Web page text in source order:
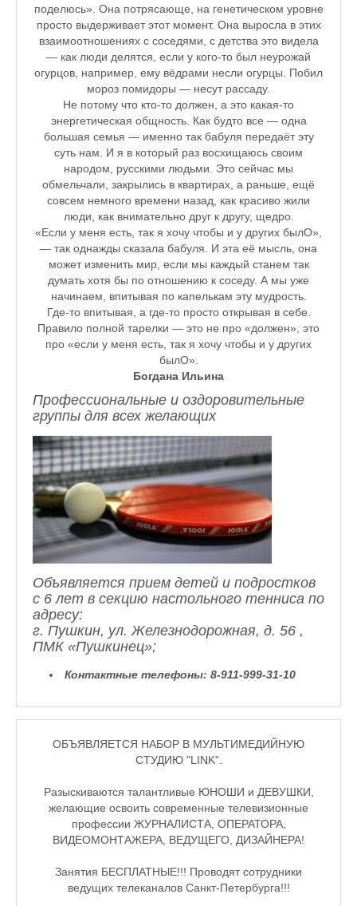
Отечество нам Царское Село.
Тренеры по настольному теннису в Пушкине
Звездное видео
Лучшие рассказы
♪♫Рассказы 4★
поделюсь». Она потрясающе, на генетическом уровне
просто выдерживает этот момент. Она выросла в этих
взаимоотношениях с соседями, с детства это видела
— как люди делятся, если у кого-то был неурожай
огурцов, например, ему вёдрами несли огурцы. Побил
мороз помидоры — несут рассаду.
Не потому что кто-то должен, а это какая-то
энергетическая общность. Как будто все — одна
большая семья — именно так бабуля передаёт эту
суть нам. И я в который раз восхищаюсь своим
народом, русскими людьми. Это сейчас мы
обмельчали, закрылись в квартирах, а раньше, ещё
совсем немного времени назад, как красиво жили
люди, как внимательно друг к другу, щедро.
«Если у меня есть, так я хочу чтобы и у других былО»,
— так однажды сказала бабуля. И эта её мысль, она
может изменить мир, если мы каждый станем так
думать хотя бы по отношению к соседу. А мы уже
начинаем, впитывая по капелькам эту мудрость.
Где-то впитывая, а где-то просто открывая в себе.
Правило полной тарелки — это не про «должен», это
про «если у меня есть, так я хочу чтобы и у других
былО».
Богдана Ильина
Профессиональные и оздоровительные
группы для всех желающих
Объявляется прием детей и подростков
с 6 лет в секцию настольного тенниса по
адресу:
г. Пушкин, ул. Железнодорожная, д. 56 ,
ПМК «Пушкинец»;
Контактные телефоны: 8-911-999-31-10
ОБЪЯВЛЯЕТСЯ НАБОР В МУЛЬТИМЕДИЙНУЮ
СТУДИЮ "LINK".
Разыскиваются талантливые ЮНОШИ и ДЕВУШКИ,
желающие освоить современные телевизионные
профессии ЖУРНАЛИСТА, ОПЕРАТОРА,
ВИДЕОМОНТАЖЕРА, ВЕДУЩЕГО, ДИЗАЙНЕРА!
Занятия БЕСПЛАТНЫЕ!!! Проводят сотрудники
ведущих телеканалов Санкт-Петербурга!!!